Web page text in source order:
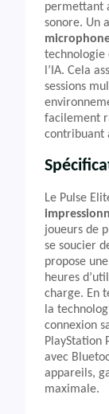
permettant
sonore. Un
technologie
l’IA. Cela
sessions
facilement
contribuant
Le Pulse
joueurs de
se soucier
propose
heures
charge. En
la
connexion
PlayStation
avec
appareils,
maximale.